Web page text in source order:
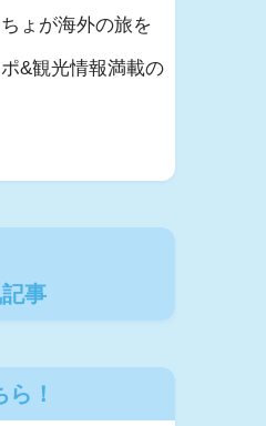
ょが海外の旅を
&観光情報満載の
事
！